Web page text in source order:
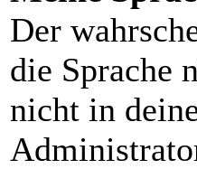
Der
die Sprache
nicht in